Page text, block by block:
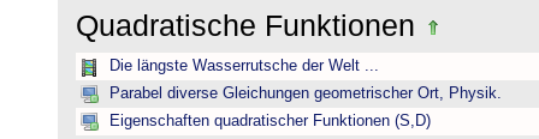
Quadratische Funktionen
Die längste Wasserrutsche der Welt ...
Parabel diverse Gleichungen geometrischer Ort, Physik.
Eigenschaften quadratischer Funktionen (S,D)